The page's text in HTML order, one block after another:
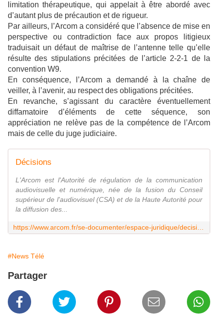
limitation thérapeutique, qui appelait à être abordé avec
d’autant plus de précaution et de rigueur.
Par ailleurs, l’Arcom a considéré que l’absence de mise en
perspective ou contradiction face aux propos litigieux
traduisait un défaut de maîtrise de l’antenne telle qu’elle
résulte des stipulations précitées de l’article 2-2-1 de la
convention W9.
En conséquence, l’Arcom a demandé à la chaîne de
veiller, à l’avenir, au respect des obligations précitées.
En revanche, s’agissant du caractère éventuellement
diffamatoire d’éléments de cette séquence, son
appréciation ne relève pas de la compétence de l’Arcom
mais de celle du juge judiciaire.
Décisions
L'Arcom est l'Autorité de régulation de la communication
audiovisuelle et numérique, née de la fusion du Conseil
supérieur de l'audiovisuel (CSA) et de la Haute Autorité pour
la diffusion des...
#News Télé
Partager